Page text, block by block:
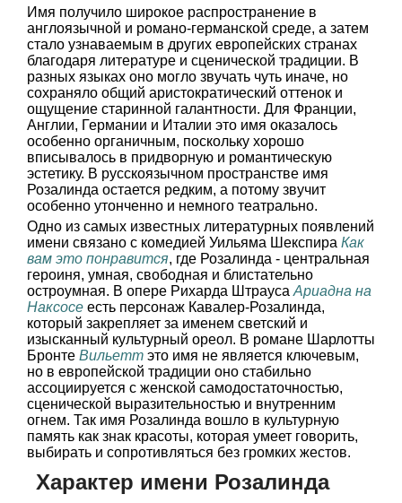
Имя получило широкое распространение в
англоязычной и романо-германской среде, а затем
стало узнаваемым в других европейских странах
благодаря литературе и сценической традиции. В
разных языках оно могло звучать чуть иначе, но
сохраняло общий аристократический оттенок и
ощущение старинной галантности. Для Франции,
Англии, Германии и Италии это имя оказалось
особенно органичным, поскольку хорошо
вписывалось в придворную и романтическую
эстетику. В русскоязычном пространстве имя
Розалинда остается редким, а потому звучит
особенно утонченно и немного театрально.
Одно из самых известных литературных появлений
имени связано с комедией Уильяма Шекспира Как
вам это понравится, где Розалинда - центральная
героиня, умная, свободная и блистательно
остроумная. В опере Рихарда Штрауса Ариадна на
Наксосе есть персонаж Кавалер-Розалинда,
который закрепляет за именем светский и
изысканный культурный ореол. В романе Шарлотты
Бронте Вильетт это имя не является ключевым,
но в европейской традиции оно стабильно
ассоциируется с женской самодостаточностью,
сценической выразительностью и внутренним
огнем. Так имя Розалинда вошло в культурную
память как знак красоты, которая умеет говорить,
выбирать и сопротивляться без громких жестов.
Характер имени Розалинда